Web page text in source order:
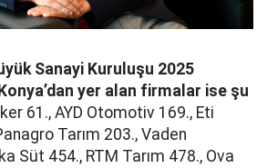
Sanayi Kuruluşu 2025
yer alan firmalar ise şu
61., AYD Otomotiv 169., Eti
Tarım 203., Vaden
Süt 454., RTM Tarım 478., Ova